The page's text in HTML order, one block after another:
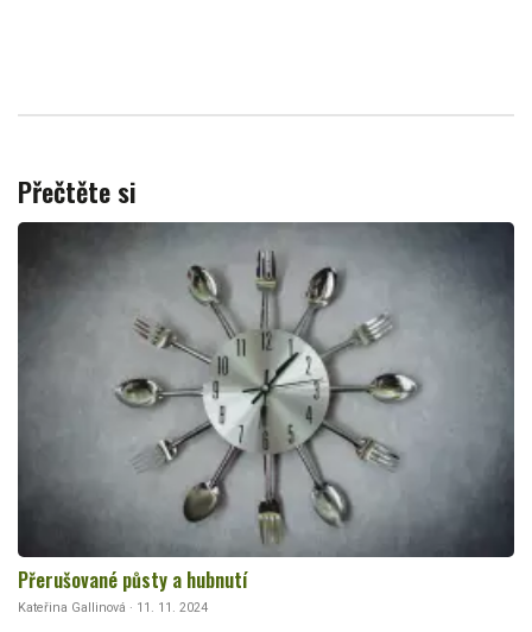
Přečtěte si
Přerušované půsty a hubnutí
Kateřina Gallinová · 11. 11. 2024